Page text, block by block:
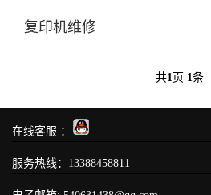
复印机维修
共1 页 1条
在线客服 ：
服务热线：13388458811